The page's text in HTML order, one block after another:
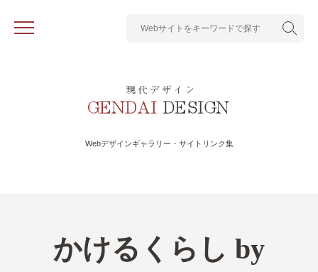
Webデザインギャラリー・サイトリンク集
かけるくらし by